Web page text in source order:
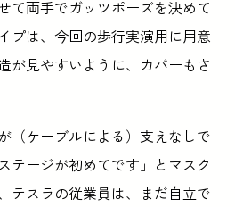
て両手でガッツポーズを決めて
プは、今回の歩行実演用に用意
が見やすいように、カバーもさ
（ケーブルによる）支えなしで
テージが初めてです」とマスク
テスラの従業員は、まだ自立で